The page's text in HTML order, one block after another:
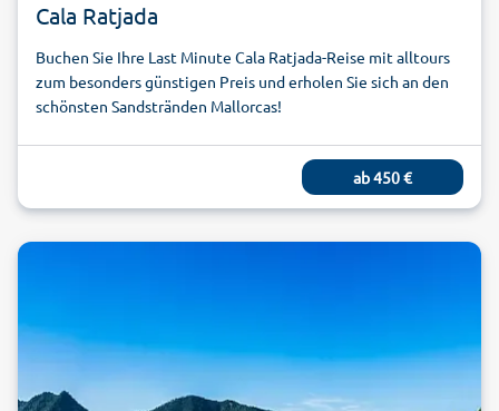
Cala Ratjada
Buchen Sie Ihre Last Minute Cala Ratjada-Reise mit alltours
zum besonders günstigen Preis und erholen Sie sich an den
schönsten Sandstränden Mallorcas!
ab450€